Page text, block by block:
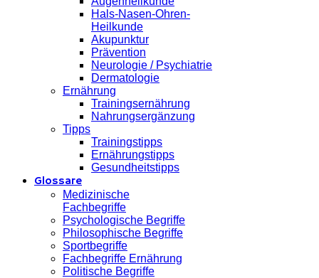
Hals-Nasen-Ohren-
Heilkunde
Akupunktur
Prävention
Neurologie / Psychiatrie
Dermatologie
Ernährung
Trainingsernährung
Nahrungsergänzung
Tipps
Trainingstipps
Ernährungstipps
Gesundheitstipps
Glossare
Medizinische
Fachbegriffe
Psychologische Begriffe
Philosophische Begriffe
Sportbegriffe
Fachbegriffe Ernährung
Politische Begriffe